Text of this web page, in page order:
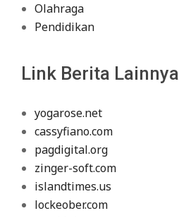
Olahraga
Pendidikan
Link Berita Lainnya
yogarose.net
cassyfiano.com
pagdigital.org
zinger-soft.com
islandtimes.us
lockeober.com